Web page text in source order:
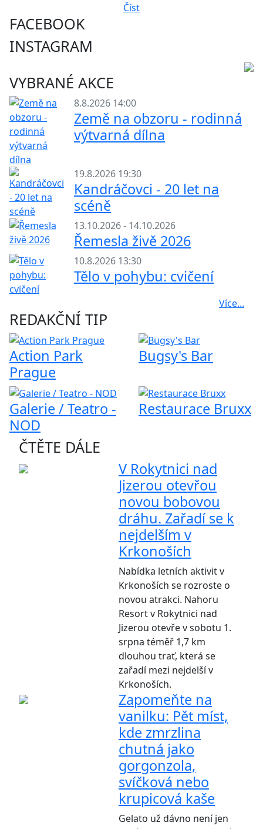
Číst
FACEBOOK
INSTAGRAM
VYBRANÉ AKCE
8.8.2026 14:00
Země na obzoru - rodinná
výtvarná dílna
19.8.2026 19:30
Kandráčovci - 20 let na
scéně
13.10.2026 - 14.10.2026
Řemesla živě 2026
10.8.2026 13:30
Tělo v pohybu: cvičení
Více...
REDAKČNÍ TIP
Action Park
Prague
Bugsy's Bar
Galerie / Teatro -
NOD
Restaurace Bruxx
ČTĚTE DÁLE
V Rokytnici nad
Jizerou otevřou
novou bobovou
dráhu. Zařadí se k
nejdelším v
Krkonoších
Nabídka letních aktivit v
Krkonoších se rozroste o
novou atrakci. Nahoru
Resort v Rokytnici nad
Jizerou otevře v sobotu 1.
srpna téměř 1,7 km
dlouhou trať, která se
zařadí mezi nejdelší v
Krkonoších.
Zapomeňte na
vanilku: Pět míst,
kde zmrzlina
chutná jako
gorgonzola,
svíčková nebo
krupicová kaše
Gelato už dávno není jen